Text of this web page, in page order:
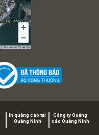
In quảng cáo tại
Quảng Ninh
Công ty Quảng
cáo Quảng Ninh